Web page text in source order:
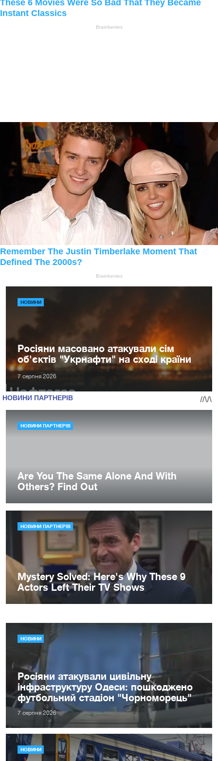
НОВИНИ
Росіяни масовано атакували сім
об'єктів "Укрнафти" на сході країни
7 серпня 2026
НОВИНИ
Росіяни атакували цивільну
інфраструктуру Одеси: пошкоджено
футбольний стадіон "Чорноморець"
7 серпня 2026
НОВИНИ